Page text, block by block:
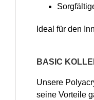
Ideal für den
BASIC
Unsere
seine Vorteile